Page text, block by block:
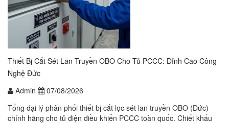
Thiết Bị Cắt Sét Lan Truyền OBO Cho Tủ PCCC: Đỉnh Cao Công
Nghệ Đức
Admin
07/08/2026
Tổng đại lý phân phối thiết bị cắt lọc sét lan truyền OBO (Đức)
chính hãng cho tủ điện điều khiển PCCC toàn quốc. Chiết khấu